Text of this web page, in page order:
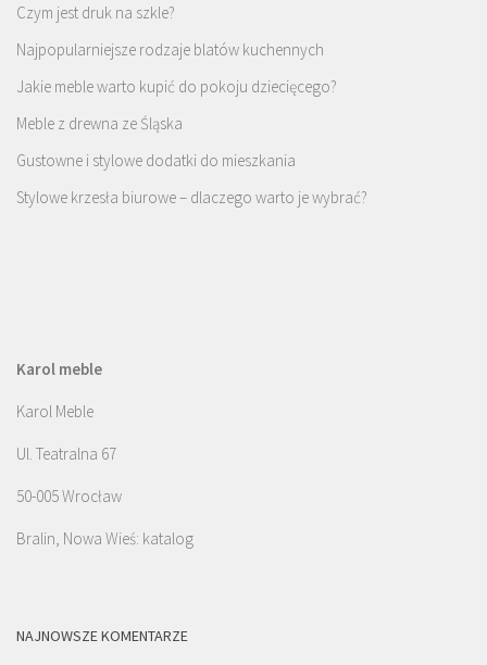
Czym jest druk na szkle?
Najpopularniejsze rodzaje blatów kuchennych
Jakie meble warto kupić do pokoju dziecięcego?
Meble z drewna ze Śląska
Gustowne i stylowe dodatki do mieszkania
Stylowe krzesła biurowe – dlaczego warto je wybrać?
Karol meble
Karol Meble
Ul. Teatralna 67
50-005 Wrocław
Bralin, Nowa Wieś: katalog
NAJNOWSZE KOMENTARZE